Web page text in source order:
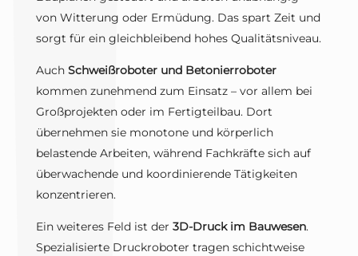
von Witterung oder Ermüdung. Das spart Zeit und
sorgt für ein gleichbleibend hohes Qualitätsniveau.
Auch Schweißroboter und Betonierroboter
kommen zunehmend zum Einsatz – vor allem bei
Großprojekten oder im Fertigteilbau. Dort
übernehmen sie monotone und körperlich
belastende Arbeiten, während Fachkräfte sich auf
überwachende und koordinierende Tätigkeiten
konzentrieren.
Ein weiteres Feld ist der 3D-Druck im Bauwesen.
Spezialisierte Druckroboter tragen schichtweise